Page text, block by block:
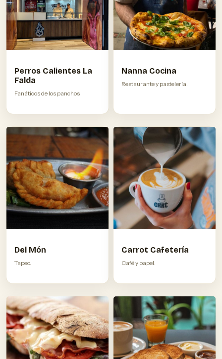
Perros Calientes La
Falda
Fanáticos de los panchos
Nanna Cocina
Restaurante y pastelería.
Del Món
Tapeo.
Carrot Cafetería
Café y papel.